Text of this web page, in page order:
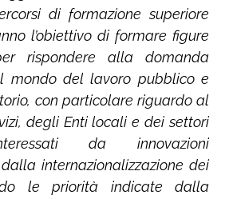
di formazione superiore
l’obiettivo di formare figure
rispondere alla domanda
mondo del lavoro pubblico e
con particolare riguardo al
degli Enti locali e dei settori
da innovazioni
internazionalizzazione dei
le priorità indicate dalla